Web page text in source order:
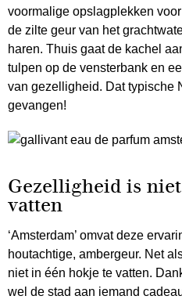
voormalige opslagplekken
de zilte geur van het
haren. Thuis gaat de kachel
tulpen op de vensterbank en
van gezelligheid. Dat typische
gevangen!
Gezelligheid is
vatten
‘Amsterdam’ omvat deze
houtachtige, ambergeur. Net
niet in één hokje te vatten.
wel de stad aan iemand